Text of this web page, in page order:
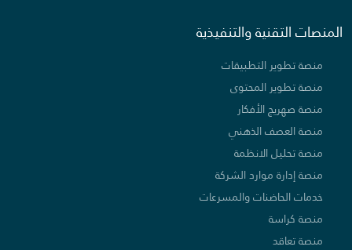
المنصات التقنية والتنفيذية
منصة تطوير التطبيقات
منصة تطوير المحتوى
منصة صهريج الأفكار
منصة العصف الذهني
منصة تحليل الانظمة
منصة إدارة موارد الشركة
خدمات الحاضنات والمسرعات
منصة كراسة
منصة تعاقد